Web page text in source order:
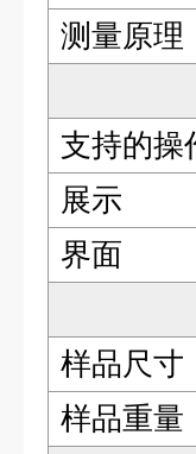
测量原理
支持的操
展示
界面
样品尺寸
样品重量